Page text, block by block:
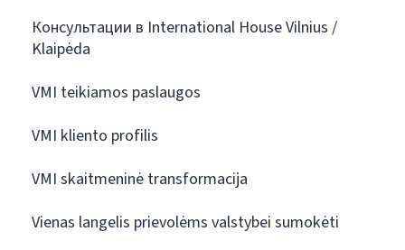
Консультации в International House Vilnius /
Klaipėda
VMI teikiamos paslaugos
VMI kliento profilis
VMI skaitmeninė transformacija
Vienas langelis prievolėms valstybei sumokėti